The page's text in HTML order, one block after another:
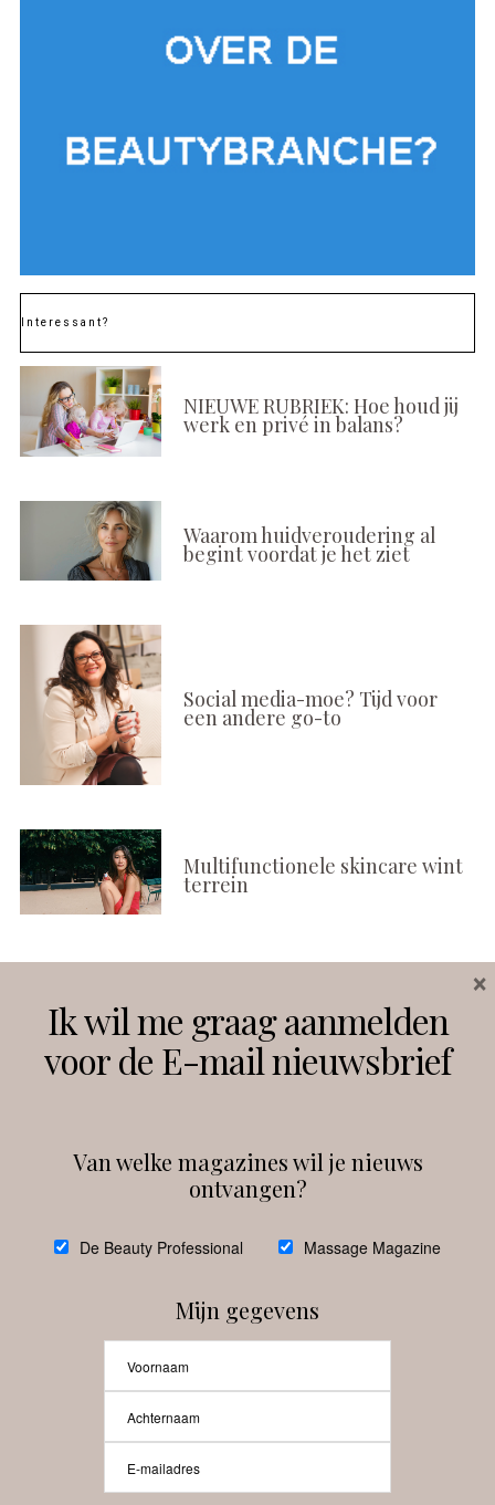
Interessant?
NIEUWE RUBRIEK: Hoe houd jij
werk en privé in balans?
Waarom huidveroudering al
begint voordat je het ziet
Social media-moe? Tijd voor
een andere go-to
Multifunctionele skincare wint
terrein
Instagram Facebook
debeautyprofessional
Beauty-Pro.nl
Ik wil me graag aanmelden
voor de E-mail nieuwsbrief
Van welke magazines wil je nieuws
ontvangen?
De Beauty Professional Massage Magazine
Mijn gegevens
×